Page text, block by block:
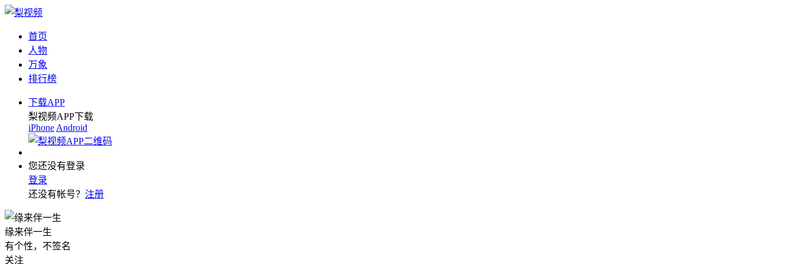
首页
人物
万象
排行榜
下载APP
梨视频APP下载
iPhone Android
您还没有登录
登录
还没有帐号？ 注册
缘来伴一生
有个性，不签名
关注